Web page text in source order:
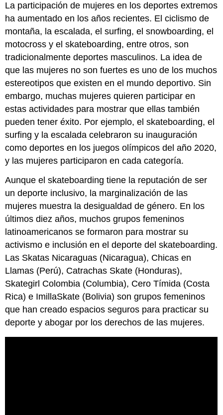
de
ImillaSkate
Preparación
clase
La participación de mujeres en los deportes extremos
ha aumentado en los años recientes. El ciclismo de
montaña, la escalada, el surfing, el snowboarding, el
motocross y el skateboarding, entre otros, son
tradicionalmente deportes masculinos. La idea de
que las mujeres no son fuertes es uno de los muchos
estereotipos que existen en el mundo deportivo. Sin
embargo, muchas mujeres quieren participar en
estas actividades para mostrar que ellas también
pueden tener éxito. Por ejemplo, el skateboarding, el
surfing y la escalada celebraron su inauguración
como deportes en los juegos olímpicos del año 2020,
y las mujeres participaron en cada categoría.
Aunque el skateboarding tiene la reputación de ser
un deporte inclusivo, la marginalización de las
mujeres muestra la desigualdad de género. En los
últimos diez años, muchos grupos femeninos
latinoamericanos se formaron para mostrar su
activismo e inclusión en el deporte del skateboarding.
Las Skatas Nicaraguas (Nicaragua), Chicas en
Llamas (Perú), Catrachas Skate (Honduras),
Skategirl Colombia (Columbia), Cero Tímida (Costa
Rica) e ImillaSkate (Bolivia) son grupos femeninos
que han creado espacios seguros para practicar su
deporte y abogar por los derechos de las mujeres.